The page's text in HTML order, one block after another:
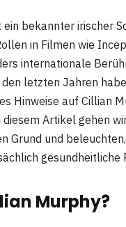
bekannter irischer
in Filmen wie
internationale
letzten Jahren
Hinweise auf Cillian
Artikel gehen
Grund und
gesundheitliche
Murphy?